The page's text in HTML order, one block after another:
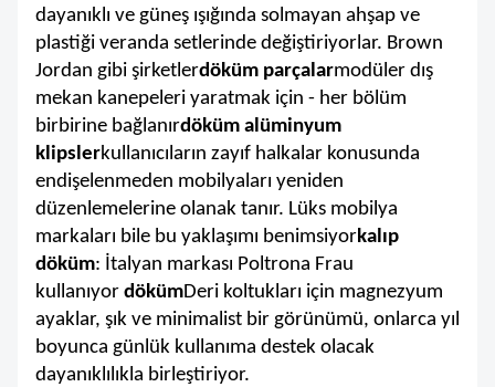
dayanıklı ve güneş ışığında solmayan ahşap ve
plastiği veranda setlerinde değiştiriyorlar. Brown
Jordan gibi şirketlerdöküm parçalarmodüler dış
mekan kanepeleri yaratmak için - her bölüm
birbirine bağlanırdöküm alüminyum
klipslerkullanıcıların zayıf halkalar konusunda
endişelenmeden mobilyaları yeniden
düzenlemelerine olanak tanır. Lüks mobilya
markaları bile bu yaklaşımı benimsiyorkalıp
döküm: İtalyan markası Poltrona Frau
kullanıyor dökümDeri koltukları için magnezyum
ayaklar, şık ve minimalist bir görünümü, onlarca yıl
boyunca günlük kullanıma destek olacak
dayanıklılıkla birleştiriyor.